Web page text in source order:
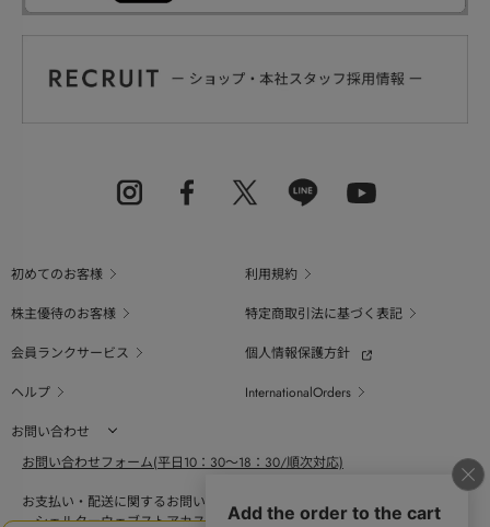
初めてのお客様
利用規約
株主優待のお客様
特定商取引法に基づく表記
会員ランクサービス
個人情報保護方針
ヘルプ
InternationalOrders
お問い合わせ
お問い合わせフォーム(平日10：30～18：30/順次対応)
お支払い・配送に関するお問い合わせ（平日10：30～18：00）
シェルターウェブストアカスタマーセンター